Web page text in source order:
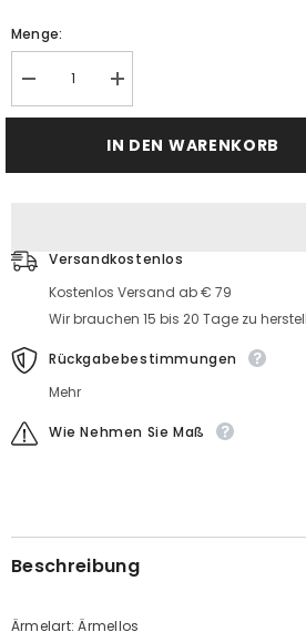
Menge:
Elegante
Ärmellos
Hochzeitskleide
mit
MengeElegante
Ärmellos
Tüll
Hochzeitskleide
mit
Spitze
IN DEN WARENKORB
Versandkostenlos
Kostenlos Versand ab € 79
Wir brauchen 15 bis 20 Tage zu
Rückgabebestimmungen
Mehr
Wie Nehmen Sie Maß
Beschreibung
Ärmelart: Ärmellos